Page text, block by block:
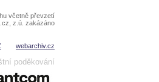
včetně převzetí
z.ú. zakázáno
webarchiv.cz
poděkování